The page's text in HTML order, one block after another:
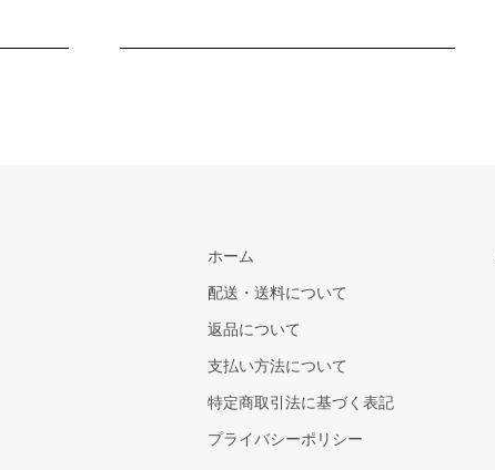
ホーム
配送・送料について
返品について
支払い方法について
特定商取引法に基づく表記
プライバシーポリシー